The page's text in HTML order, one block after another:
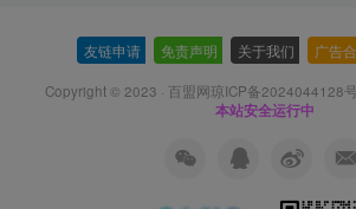
友链申请 免责声明 关于我们 广告
Copyright © 2023 · 百盟网琼ICP备2024044128号
本站安全运行中